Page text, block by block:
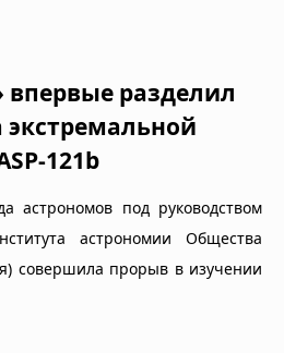
разделил
экстремальной
121b
астрономов под руководством
астрономии Общества
совершила прорыв в изучении